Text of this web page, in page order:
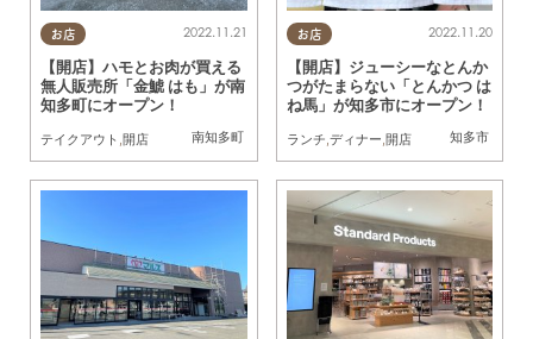
お店
南知多町
2022.11.21
【開店】ハモとお肉が買える
無人販売所「金鯱 はも」が南
知多町にオープン！
テイクアウト 開店
お店
知多市
2022.11.20
【開店】ジューシーなとんか
つがたまらない「とんかつ は
ね馬」が知多市にオープン！
ランチ ディナー 開店